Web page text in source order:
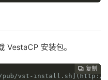
VestaCP 安装包。
 复制
 复制
 复制
 复制
pub/vst-install.sh](http://